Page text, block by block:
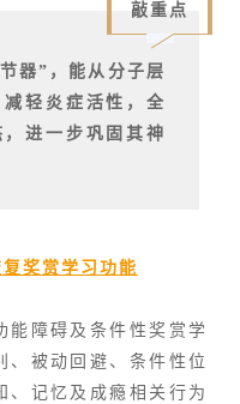
敲重点
器”，能从分子层
轻炎症活性，全
进一步巩固其神
奖赏学习功能
能障碍及条件性奖赏学
、被动回避、条件性位
、记忆及成瘾相关行为